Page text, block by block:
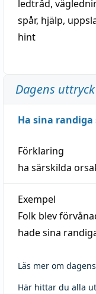
ledtråd,
spår, hjälp,
hint
Dagens uttryck
Ha sina randiga
Förklaring
ha särskilda
Exempel
Folk blev
hade sina
Läs mer om
Här hittar du alla